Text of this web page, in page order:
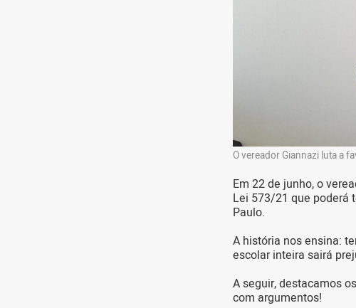
O vereador Giannazi luta a
Em 22 de junho, o
Lei 573/21 que poderá
Paulo.
A história nos ensina:
escolar inteira sairá
A seguir, destacamos
com argumentos!